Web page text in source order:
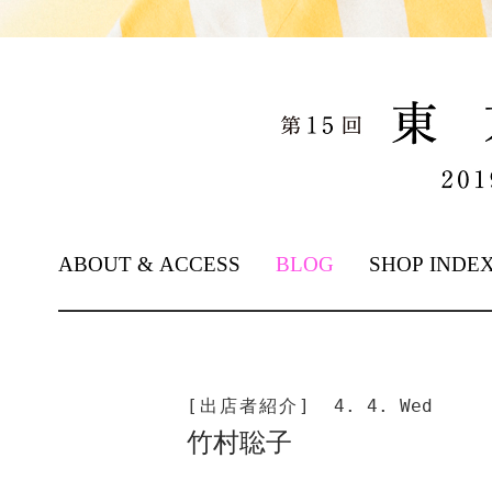
ABOUT & ACCESS BLOG SHOP
[出店者紹介] 4. 4. Wed
竹村聡子